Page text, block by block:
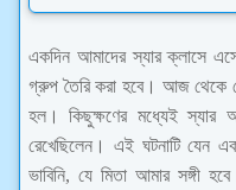
একদিন আমাদের স্যার ক্লাসে
গ্রুপ তৈরি করা হবে। আজ থেকে
হল। কিছুক্ষণের মধ্যেই স্যার
রেখেছিলেন। এই ঘটনাটি যেন
ভাবিনি, যে মিতা আমার সঙ্গী